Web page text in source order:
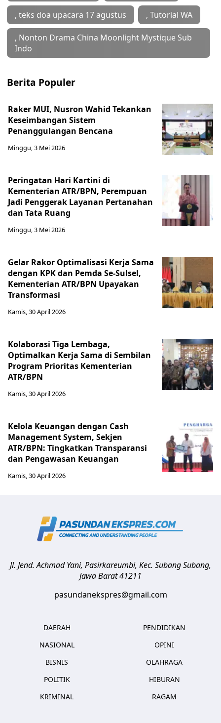
, teks doa upacara 17 agustus , Tutorial WA
, ‎Nonton Drama China Moonlight Mystique Sub
Indo
Berita Populer
Raker MUI, Nusron Wahid Tekankan
Keseimbangan Sistem
Penanggulangan Bencana
Minggu, 3 Mei 2026
Peringatan Hari Kartini di
Kementerian ATR/BPN, Perempuan
Jadi Penggerak Layanan Pertanahan
dan Tata Ruang
Minggu, 3 Mei 2026
Gelar Rakor Optimalisasi Kerja Sama
dengan KPK dan Pemda Se-Sulsel,
Kementerian ATR/BPN Upayakan
Transformasi
Kamis, 30 April 2026
Kolaborasi Tiga Lembaga,
Optimalkan Kerja Sama di Sembilan
Program Prioritas Kementerian
ATR/BPN
Kamis, 30 April 2026
Kelola Keuangan dengan Cash
Management System, Sekjen
ATR/BPN: Tingkatkan Transparansi
dan Pengawasan Keuangan
Kamis, 30 April 2026
Jl. Jend. Achmad Yani, Pasirkareumbi, Kec. SubangSubang,
Jawa Barat41211
pasundanekspres@gmail.com
DAERAH
NASIONAL
BISNIS
POLITIK
KRIMINAL
PENDIDIKAN
OPINI
OLAHRAGA
HIBURAN
RAGAM